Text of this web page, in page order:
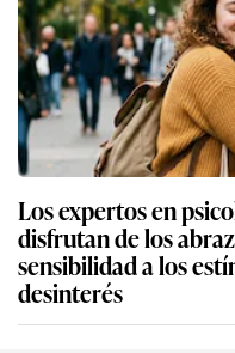
Los expertos en
disfrutan de los
sensibilidad a los
desinterés